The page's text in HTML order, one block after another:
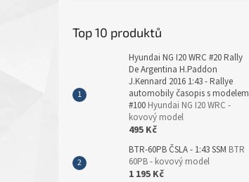
Top 10 produktů
Hyundai NG I20 WRC #20 Rally
De Argentina H.Paddon
J.Kennard 2016 1:43 - Rallye
automobily časopis s modelem
#100 Hyundai NG I20 WRC -
kovový model
495 Kč
BTR-60PB ČSLA - 1:43 SSM BTR
60PB - kovový model
1 195 Kč